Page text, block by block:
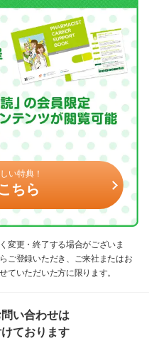
い特典！
ちら
変更・終了する場合がございま
ご登録いただき、ご来社またはお
ていただいた方に限ります。
い合わせは
ております